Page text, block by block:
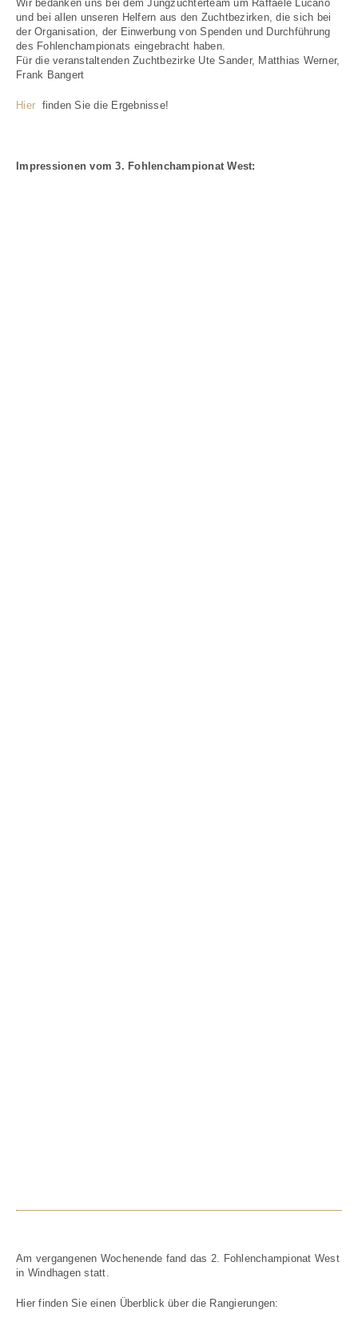
Wir bedanken uns bei dem Jungzüchterteam um Raffaele Lucano
und bei allen unseren Helfern aus den Zuchtbezirken, die sich bei
der Organisation, der Einwerbung von Spenden und Durchführung
des Fohlenchampionats eingebracht haben.
Für die veranstaltenden Zuchtbezirke Ute Sander, Matthias Werner,
Frank Bangert
Hier finden Sie die Ergebnisse!
Impressionen vom 3. Fohlenchampionat West:
Am vergangenen Wochenende fand das 2. Fohlenchampionat West
in Windhagen statt.
Hier finden Sie einen Überblick über die Rangierungen: